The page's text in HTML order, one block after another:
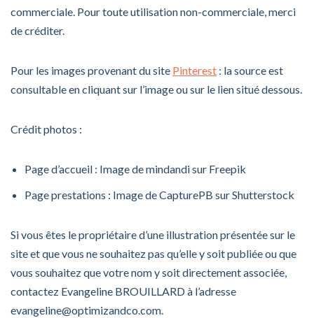
commerciale. Pour toute utilisation non-commerciale, merci
de créditer.
Pour les images provenant du site Pinterest : la source est
consultable en cliquant sur l’image ou sur le lien situé dessous.
Crédit photos :
Page d’accueil : Image de mindandi sur Freepik
Page prestations : Image de CapturePB sur Shutterstock
Si vous êtes le propriétaire d’une illustration présentée sur le
site et que vous ne souhaitez pas qu’elle y soit publiée ou que
vous souhaitez que votre nom y soit directement associée,
contactez Evangeline BROUILLARD à l’adresse
evangeline@optimizandco.com.